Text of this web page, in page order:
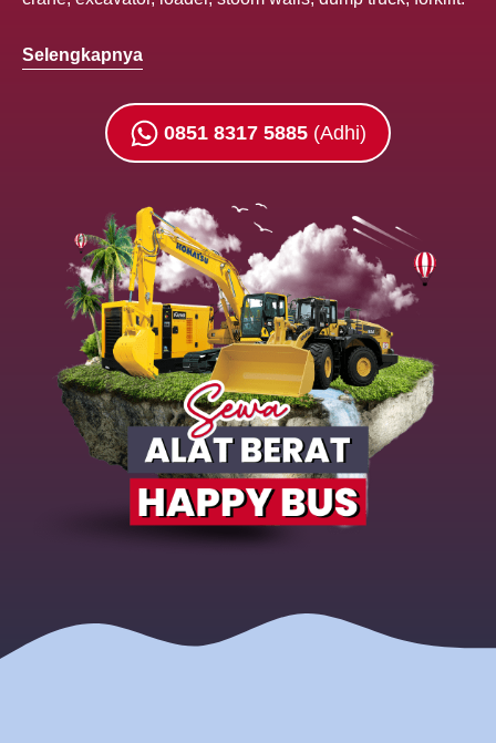
Selengkapnya
0851 8317 5885 (Adhi)